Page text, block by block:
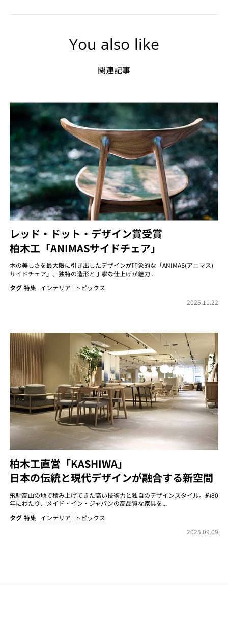
You also like
関連記事
レッド・ドット・デザイン賞受賞
柏木工「ANIMASサイドチェア」
木の美しさを最大限に引き出したデザインが印象的な「ANIMAS(アニマス)
サイドチェア」。独特の造形と丁寧な仕上げが魅力...
タグ 特集 インテリア
トピックス
2025.11.22
柏木工直営「KASHIWA」
日本の伝統と現代デザインが融合する新空間
飛騨高山の地で積み上げてきた高い技術力と独自のデザインスタイル。約80
年にわたり、メイド・イン・ジャパンの高品質な家具を...
タグ 特集 インテリア
トピックス
2025.09.09